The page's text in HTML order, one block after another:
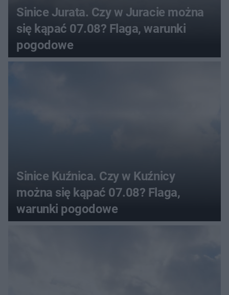
Sinice Jurata. Czy w Juracie można
się kąpać 07.08? Flaga, warunki
pogodowe
Sinice Kuźnica. Czy w Kuźnicy
można się kąpać 07.08? Flaga,
warunki pogodowe